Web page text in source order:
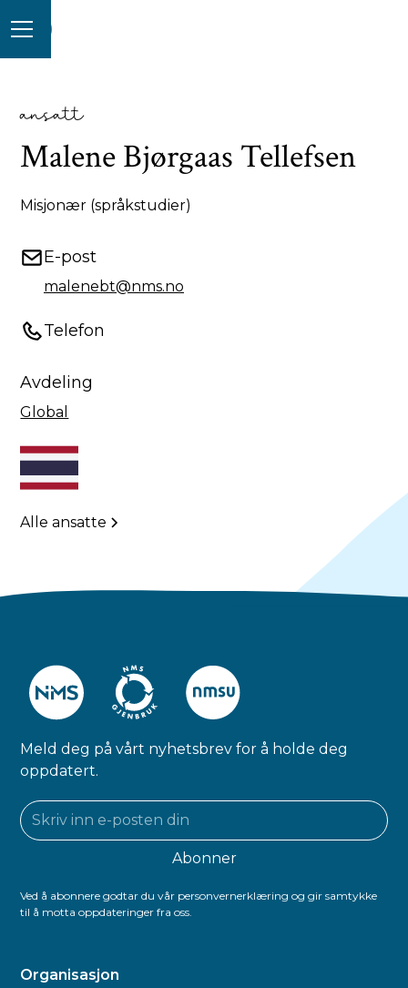
ansatt
Malene Bjørgaas Tellefsen
Misjonær (språkstudier)
E-post
malenebt@nms.no
Telefon
Avdeling
Global
Alle ansatte
Meld deg på vårt nyhetsbrev for å holde deg
oppdatert.
Ved å abonnere godtar du vår personvernerklæring og gir samtykke
til å motta oppdateringer fra oss.
Organisasjon